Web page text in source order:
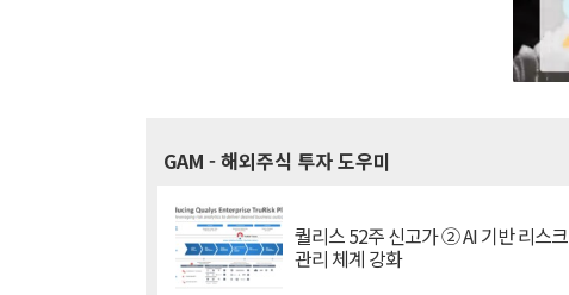
GAM - 해외주식 투자 도우미
퀄리스 52주 신고가 ② AI 기반 리스크
관리 체계 강화